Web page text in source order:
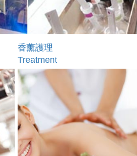
香薰護理
Treatment